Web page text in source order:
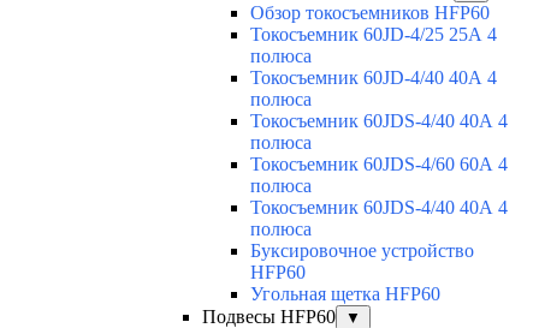
Обзор токосъемников HFP60
Токосъемник 60JD-4/25 25А 4
полюса
Токосъемник 60JD-4/40 40А 4
полюса
Токосъемник 60JDS-4/40 40А 4
полюса
Токосъемник 60JDS-4/60 60А 4
полюса
Токосъемник 60JDS-4/40 40А 4
полюса
Буксировочное устройство
HFP60
Угольная щетка HFP60
Подвесы HFP60
▼